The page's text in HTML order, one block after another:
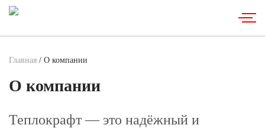
Главная / О компании
О компании
Теплокрафт — это надёжный и